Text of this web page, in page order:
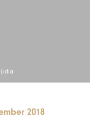
2018